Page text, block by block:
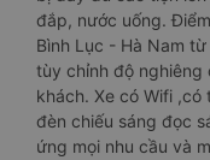
đắp, nước uống.
Bình Lục - Hà Nam
tùy chỉnh độ nghiêng
khách. Xe có Wifi ,có
đèn chiếu sáng đọc
ứng mọi nhu cầu và